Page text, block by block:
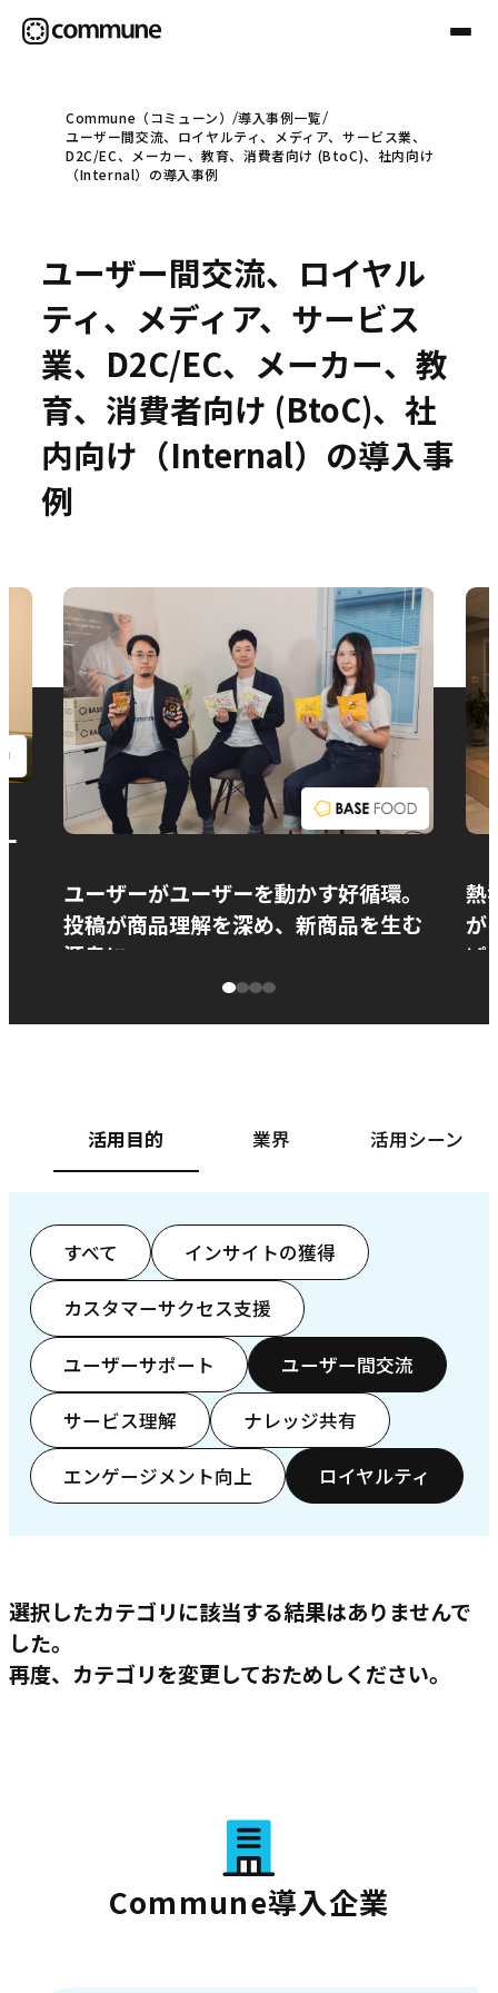
Communeについて
事例
セミナー
お役立ち情報
Commune（コミューン）
導入事例一覧
ユーザー間交流、ロイヤルティ、メディア、サービス業、
D2C/EC、メーカー、教育、消費者向け (BtoC)、社内向け
（Internal）の導入事例
ユーザー間交流、ロイヤル
ティ、メディア、サービス
業、D2C/EC、メーカー、教
育、消費者向け (BtoC)、社
内向け（Internal）の導入事
例
ユーザーがユーザーを動かす好循環。
投稿が商品理解を深め、新商品を生む
源泉に
熱
が
ぱ
活用目的 業界 活用シーン
すべて インサイトの獲得
カスタマーサクセス支援
ユーザーサポート ユーザー間交流
サービス理解 ナレッジ共有
エンゲージメント向上 ロイヤルティ
選択したカテゴリに該当する結果はありませんで
した。
再度、カテゴリを変更しておためしください。
Commune導入企業